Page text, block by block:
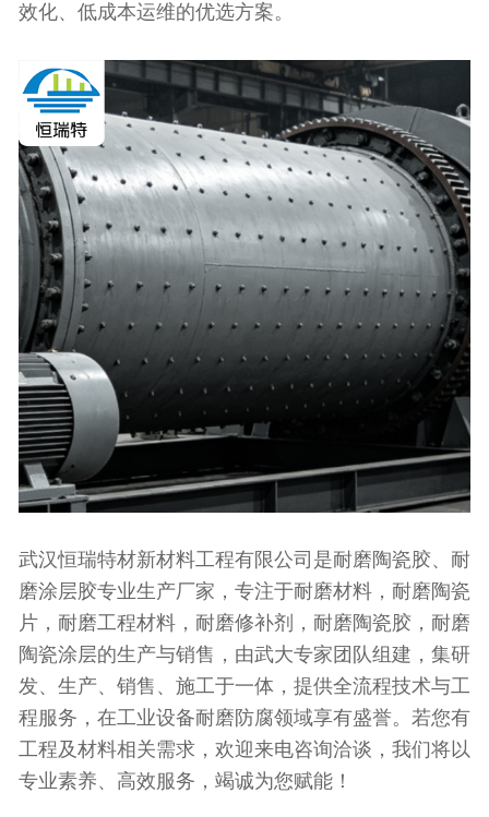
效化、低成本运维的优选方案。
武汉恒瑞特材新材料工程有限公司是耐磨陶瓷胶、耐
磨涂层胶专业生产厂家，专注于耐磨材料，耐磨陶瓷
片，耐磨工程材料，耐磨修补剂，耐磨陶瓷胶，耐磨
陶瓷涂层的生产与销售，由武大专家团队组建，集研
发、生产、销售、施工于一体，提供全流程技术与工
程服务，在工业设备耐磨防腐领域享有盛誉。若您有
工程及材料相关需求，欢迎来电咨询洽谈，我们将以
专业素养、高效服务，竭诚为您赋能！